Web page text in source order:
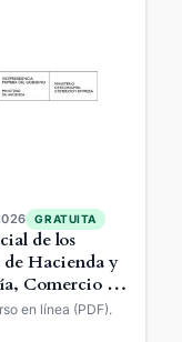
GRATUITA
de los
Hacienda y
Comercio y
en línea (PDF).